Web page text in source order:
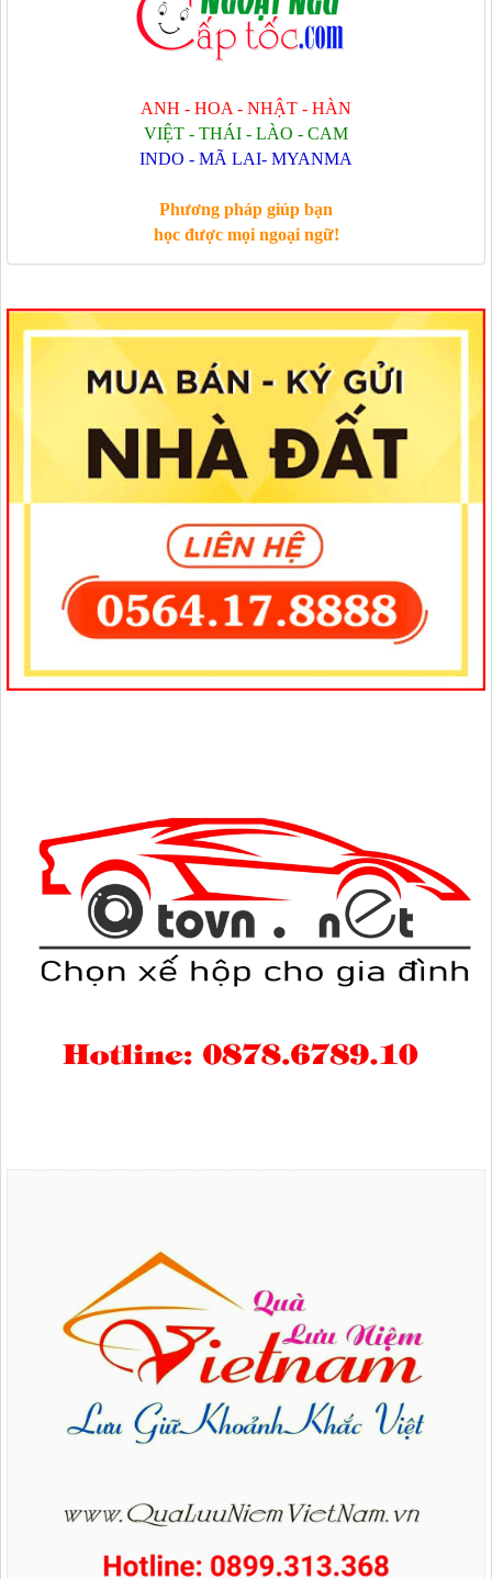
ANH - HOA - NHẬT - HÀN
VIỆT - THÁI - LÀO - CAM
INDO - MÃ LAI- MYANMA
Phương pháp giúp bạn
học được mọi ngoại ngữ!